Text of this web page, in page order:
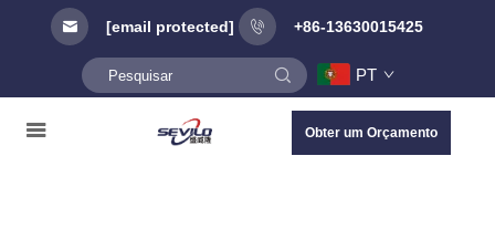
[email protected] +86-13630015425
PT
Obter um Orçamento